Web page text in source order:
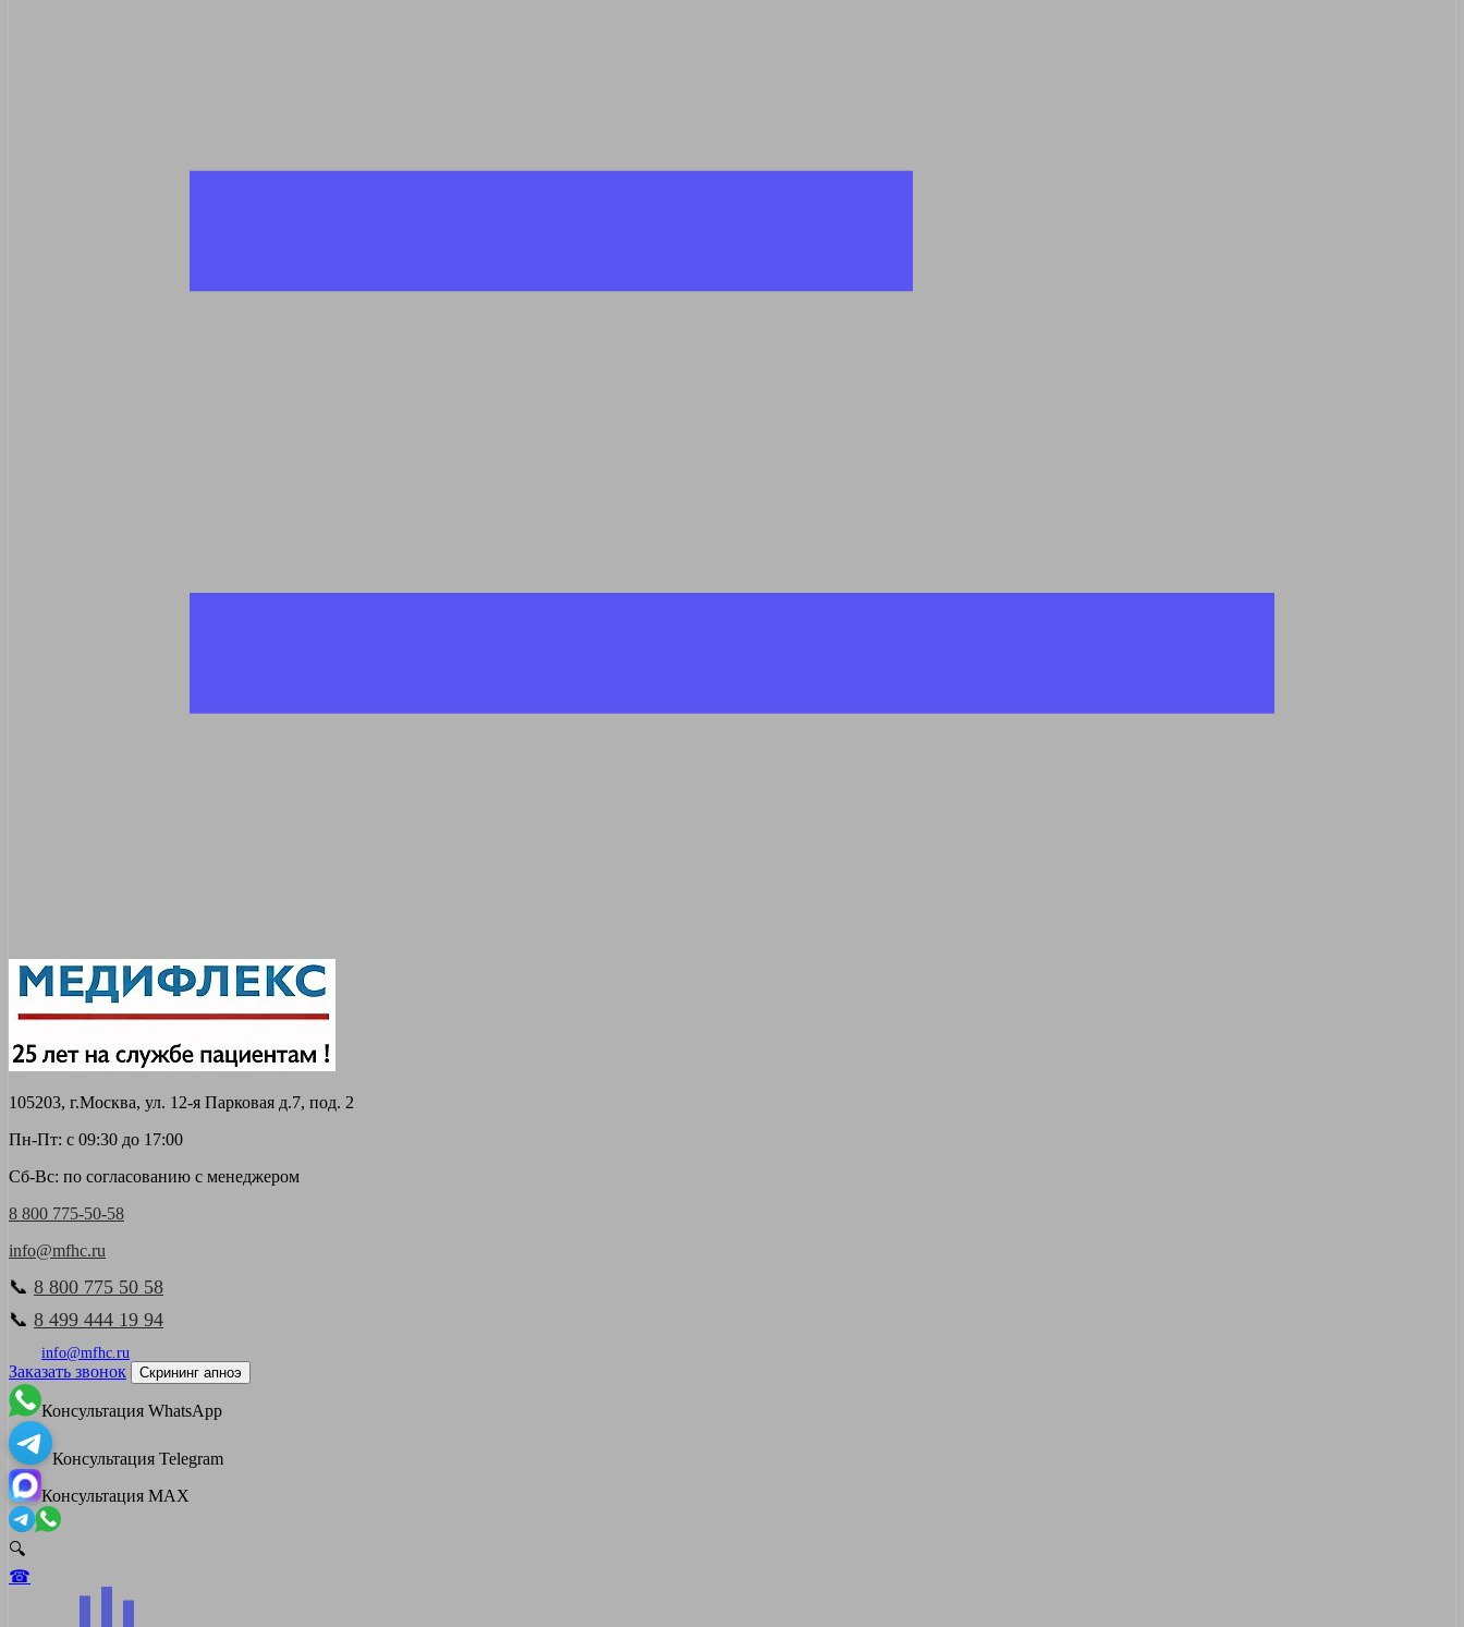
105203, г.Москва, ул. 12-я Парковая д.7, под. 2
Пн-Пт: с 09:30 до 17:00
Сб-Вс: по согласованию с менеджером
8 800 775-50-58
info@mfhc.ru
📞 8 800 775 50 58
📞 8 499 444 19 94
info@mfhc.ru
Заказать звонок Скрининг апноэ
Консультация WhatsApp
Консультация Telegram
Консультация MAX
🔍
☎